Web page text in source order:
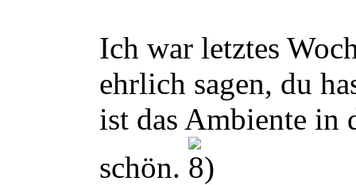
Ich war letztes
ehrlich sagen, du
ist das Ambiente in
schön.